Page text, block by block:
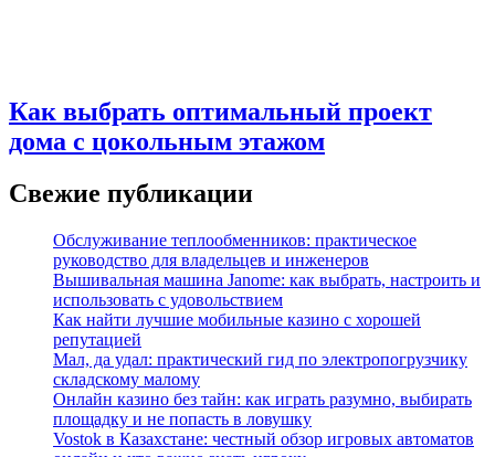
Как выбрать оптимальный проект
дома с цокольным этажом
Свежие публикации
Обслуживание теплообменников: практическое
руководство для владельцев и инженеров
Вышивальная машина Janome: как выбрать, настроить и
использовать с удовольствием
Как найти лучшие мобильные казино с хорошей
репутацией
Мал, да удал: практический гид по электропогрузчику
складскому малому
Онлайн казино без тайн: как играть разумно, выбирать
площадку и не попасть в ловушку
Vostok в Казахстане: честный обзор игровых автоматов